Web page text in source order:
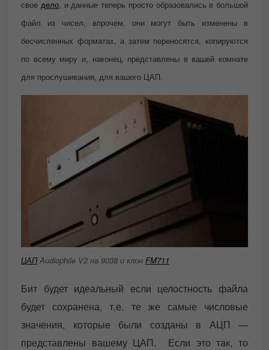
свое дело, и данные теперь просто образовались в большой
файл из чисел, впрочем, они могут быть изменены в
бесчисленных форматах, а затем ​​переносятся, копируются
по всему миру и, наконец, представлены в вашей комнате
для прослушивания, для вашего ЦАП.
ЦАПAudiophile V2 на 9038 и клон FM711
Бит будет идеальный если целостность файла
будет сохранена, т.е. те же самые числовые
значения, которые были созданы в АЦП —
представлены вашему ЦАП. Если это так, то